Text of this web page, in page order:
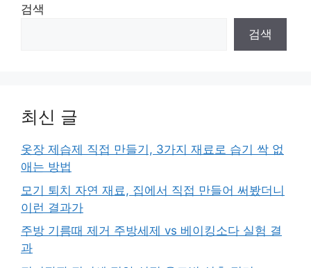
검색
검색
최신 글
옷장 제습제 직접 만들기, 3가지 재료로 습기 싹 없
애는 방법
모기 퇴치 자연 재료, 집에서 직접 만들어 써봤더니
이런 결과가
주방 기름때 제거 주방세제 vs 베이킹소다 실험 결
과